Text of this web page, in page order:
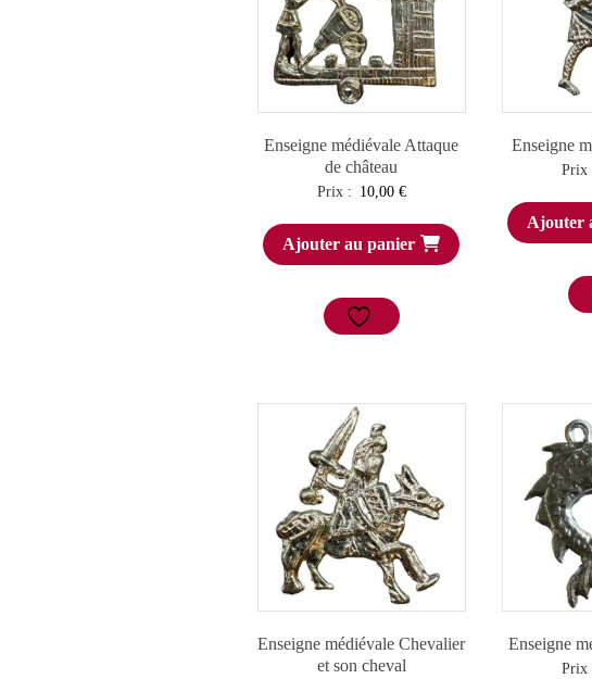
Enseigne médiévale Attaque
de château
Prix : 10,00 €
Ajouter au panier
Enseigne
Prix
Ajouter
Enseigne médiévale Chevalier
et son cheval
Enseigne
Prix